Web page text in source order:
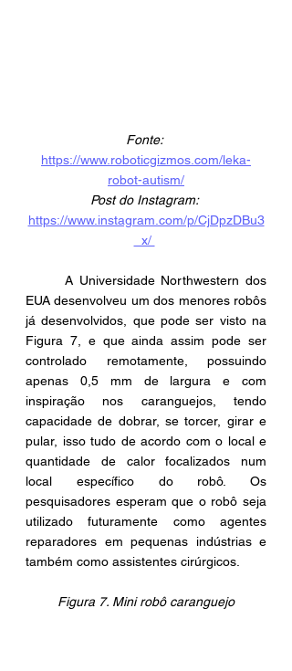
Fonte:
https://www.roboticgizmos.com/leka-
robot-autism/
Post do Instagram:
https://www.instagram.com/p/CjDpzDBu3
_x/
EUA desenvolveu um dos menores robôs
já desenvolvidos, que pode ser visto na
Figura 7, e que ainda assim pode ser
controlado remotamente, possuindo
apenas 0,5 mm de largura e com
inspiração nos caranguejos, tendo
capacidade de dobrar, se torcer, girar e
pular, isso tudo de acordo com o local e
quantidade de calor focalizados num
local específico do robô. Os
pesquisadores esperam que o robô seja
utilizado futuramente como agentes
reparadores em pequenas indústrias e
também como assistentes cirúrgicos.
Figura 7. Mini robô caranguejo